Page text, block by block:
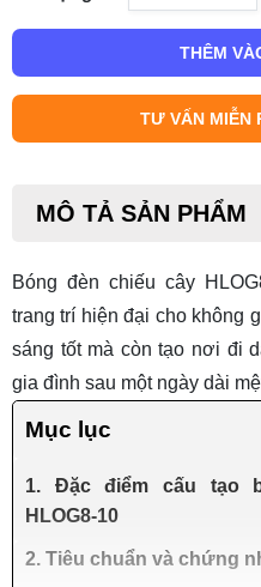
THÊM
TƯ VẤN MIỄN
MÔ TẢ SẢN PHẨM
Bóng đèn chiếu cây
trang trí hiện đại cho không
sáng tốt mà còn tạo nơi đi
gia đình sau một ngày dài
Mục lục
1. Đặc điểm cấu tạo
HLOG8-10
2. Tiêu chuẩn và chứng